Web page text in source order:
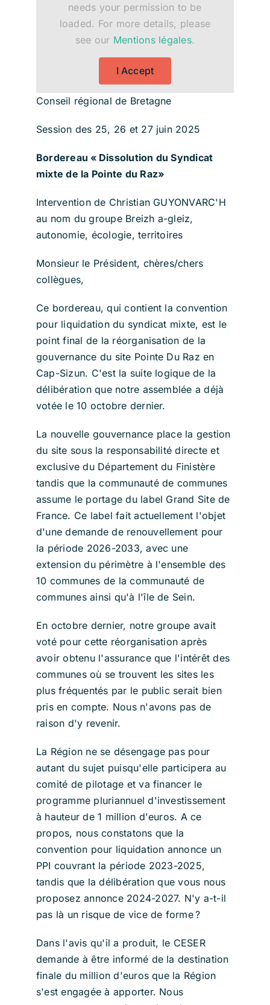
needs your permission to be
loaded. For more details, please
see our Mentions légales.
I Accept
Conseil régional de Bretagne
Session des 25, 26 et 27 juin 2025
Bordereau « Dissolution du Syndicat
mixte de la Pointe du Raz»
Intervention de Christian GUYONVARC'H
au nom du groupe Breizh a-gleiz,
autonomie, écologie, territoires
Monsieur le Président, chères/chers
collègues,
Ce bordereau, qui contient la convention
pour liquidation du syndicat mixte, est le
point final de la réorganisation de la
gouvernance du site Pointe Du Raz en
Cap-Sizun. C'est la suite logique de la
délibération que notre assemblée a déjà
votée le 10 octobre dernier.
La nouvelle gouvernance place la gestion
du site sous la responsabilité directe et
exclusive du Département du Finistère
tandis que la communauté de communes
assume le portage du label Grand Site de
France. Ce label fait actuellement l'objet
d'une demande de renouvellement pour
la période 2026-2033, avec une
extension du périmètre à l'ensemble des
10 communes de la communauté de
communes ainsi qu'à l'île de Sein.
En octobre dernier, notre groupe avait
voté pour cette réorganisation après
avoir obtenu l'assurance que l'intérêt des
communes où se trouvent les sites les
plus fréquentés par le public serait bien
pris en compte. Nous n'avons pas de
raison d'y revenir.
La Région ne se désengage pas pour
autant du sujet puisqu'elle participera au
comité de pilotage et va financer le
programme pluriannuel d'investissement
à hauteur de 1 million d'euros. A ce
propos, nous constatons que la
convention pour liquidation annonce un
PPI couvrant la période 2023-2025,
tandis que la délibération que vous nous
proposez annonce 2024-2027. N'y a-t-il
pas là un risque de vice de forme ?
Dans l'avis qu'il a produit, le CESER
demande à être informé de la destination
finale du million d'euros que la Région
s'est engagée à apporter. Nous